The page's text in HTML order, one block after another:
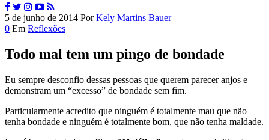
5 de junho de 2014 Por Kely Martins Bauer
0 Em Reflexões
Todo mal tem um pingo de bondade
Eu sempre desconfio dessas pessoas que querem parecer anjos e
demonstram um “excesso” de bondade sem fim.
Particularmente acredito que ninguém é totalmente mau que não
tenha bondade e ninguém é totalmente bom, que não tenha maldade.